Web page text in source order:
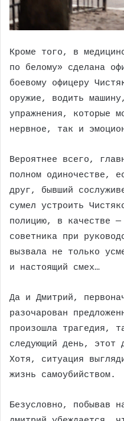
Кроме того, в
по белому» сделана
боевому офицеру
оружие, водить
упражнения, которые
нервное, так и
Вероятнее всего,
полном одиночестве,
друг, бывший
сумел устроить
полицию, в качестве
советника при
вызвала не только
и настоящий смех…
Да и Дмитрий,
разочарован
произошла трагедия,
следующий день, этот
Хотя, ситуация
жизнь самоубийством.
Безусловно, побывав